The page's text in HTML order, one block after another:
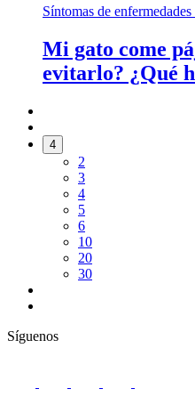
Síntomas de
Mi gato come
evitarlo? ¿Qué
4
2
3
4
5
6
10
20
30
Síguenos